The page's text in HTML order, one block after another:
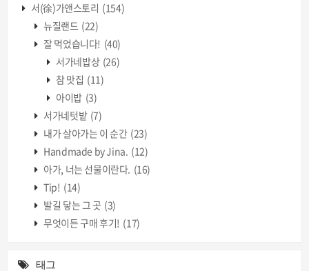
서(徐)가앤스토리 (154)
뉴질랜드 (22)
잘 먹었습니다! (40)
서가네밥상 (26)
참 맛집 (11)
아이밥 (3)
서가네텃밭 (7)
내가 살아가는 이 순간 (23)
Handmade by Jina. (12)
아가, 너는 선물이란다. (16)
Tip! (14)
발길 닿는 그 곳 (3)
무엇이든 구매 후기! (17)
태그